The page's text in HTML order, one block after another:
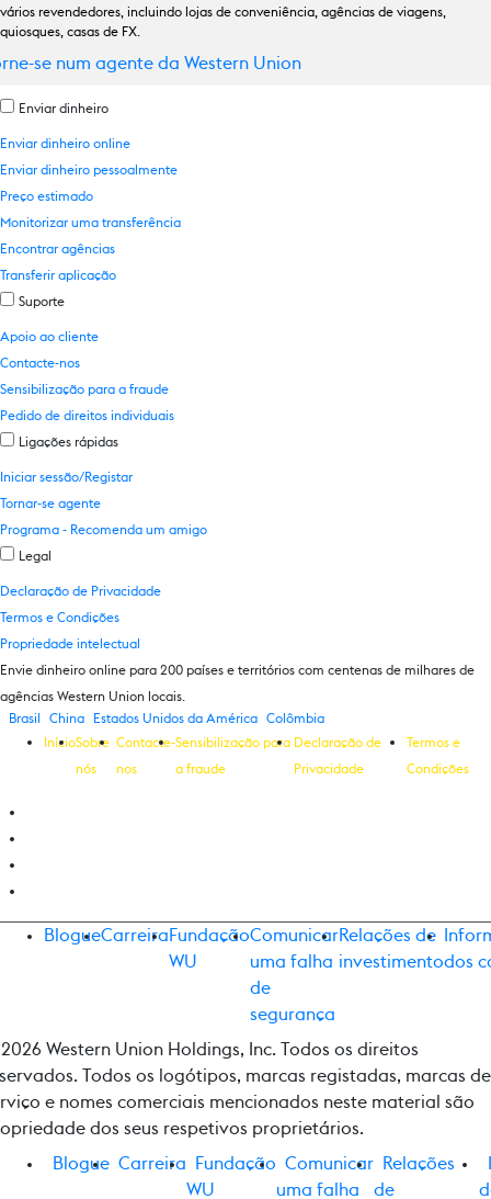
vários revendedores, incluindo lojas de conveniência, agências de viagens,
quiosques, casas de FX.
se num agente da Western Union
Enviar dinheiro
Enviar dinheiro online
Enviar dinheiro pessoalmente
Preço estimado
Monitorizar uma transferência
Encontrar agências
Transferir aplicação
Suporte
Apoio ao cliente
Contacte-nos
Sensibilização para a fraude
Pedido de direitos individuais
Ligações rápidas
Iniciar sessão/Registar
Tornar-se agente
Programa - Recomenda um amigo
Legal
Declaração de Privacidade
Termos e Condições
Propriedade intelectual
Envie dinheiro online para 200 países e territórios com centenas de milhares de
agências Western Union locais.
Brasil
China Estados Unidos da América
Colômbia
InícioSobre
nós
Contacte-
nos
Sensibilização para
a fraude
Declaração de
Privacidade
Termos e
Condições
BlogueCarreiraFundação
WU
Comunicar
uma falha
de
segurança
Relações de
investimentodos
Western Union Holdings, Inc. Todos os direitos
Todos os logótipos, marcas registadas, marcas de
e nomes comerciais mencionados neste material são
dos seus respetivos proprietários.
Blogue Carreira
Fundação
WU
Comunicar
uma falha
Relações
de